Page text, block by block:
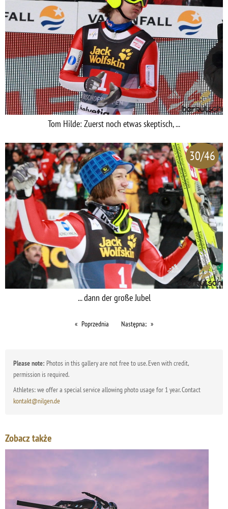
Tom Hilde: Zuerst noch etwas skeptisch, ...
30/46
... dann der große Jubel
Poprzednia Następna;
Please note: Photos in this gallery are not free to use. Even with credit,
permission is required.
Athletes: we offer a special service allowing photo usage for 1 year. Contact
kontakt@nilgen.de
Zobacz także